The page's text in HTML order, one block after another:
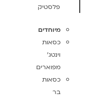
פלסטיק
מיוחדים
כסאות
וינטג'
מפוארים
כסאות
בר